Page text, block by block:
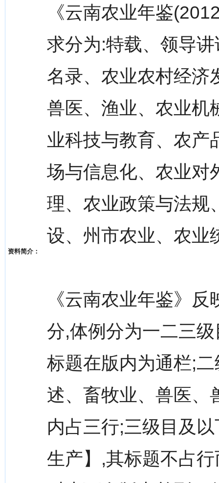
资料简介：
《云南农业年鉴
求分为:特载、领导
名录、农业农村经济
兽医、渔业、农业机
业科技与教育、农产
场与信息化、农业对
理、农业政策与法规
设、州市农业、农业
《云南农业年鉴》
分,体例分为一二三
标题在版内为通栏;
述、畜牧业、兽医、
内占三行;三级目及
生产】,其标题不占